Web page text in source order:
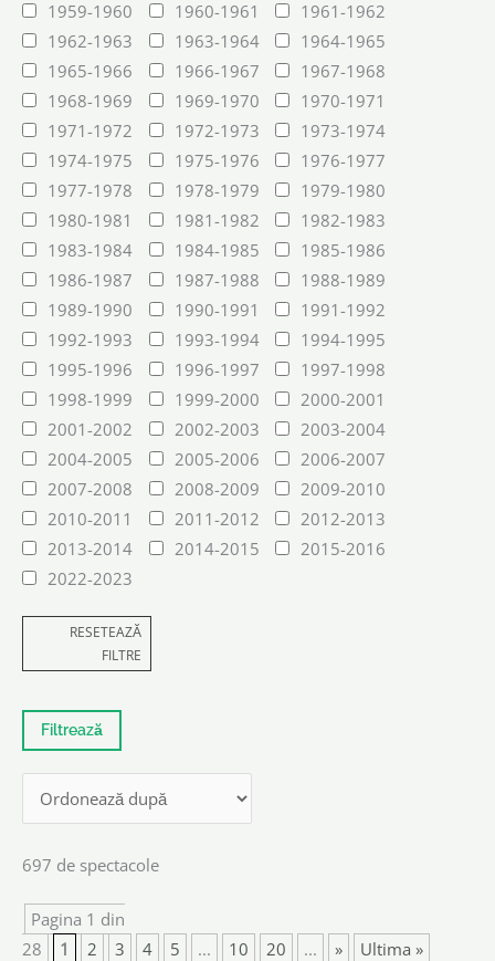
1959-1960
1960-1961
1961-1962
1962-1963
1963-1964
1964-1965
1965-1966
1966-1967
1967-1968
1968-1969
1969-1970
1970-1971
1971-1972
1972-1973
1973-1974
1974-1975
1975-1976
1976-1977
1977-1978
1978-1979
1979-1980
1980-1981
1981-1982
1982-1983
1983-1984
1984-1985
1985-1986
1986-1987
1987-1988
1988-1989
1989-1990
1990-1991
1991-1992
1992-1993
1993-1994
1994-1995
1995-1996
1996-1997
1997-1998
1998-1999
1999-2000
2000-2001
2001-2002
2002-2003
2003-2004
2004-2005
2005-2006
2006-2007
2007-2008
2008-2009
2009-2010
2010-2011
2011-2012
2012-2013
2013-2014
2014-2015
2015-2016
2022-2023
RESETEAZĂ
FILTRE
697 de spectacole
Pagina 1 din
28
1 2 3 4 5 ... 10 20 ... » Ultima »